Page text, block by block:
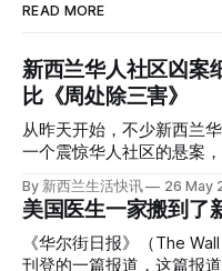
READ MORE
新西兰华人社区凶案
比《周处除三害》
从昨天开始，不少新西兰
一个震惊华人社区的悬案，正在审理。
告，站在了法庭，被控与一
的复杂程度，远超人们的想象。 神秘的黑色塑料
回到2024年3月12日。 新西兰一个名叫Paul Middleton的老
人，在奥克兰Gulf
里面是一堆衣服。 再扒开衣服，他看到了一只手，一只人
By 新西兰生活快讯 26 May
美国医生一家搬到了
《华尔街日报》（The
刊登的一篇报道，这篇报